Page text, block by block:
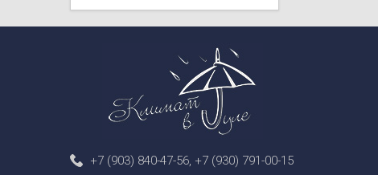
+7 (903) 840-47-56, +7 (930) 791-00-15